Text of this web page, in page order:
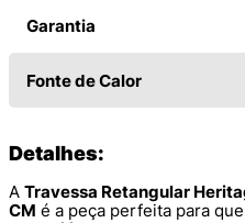
Garantia
Fonte de Calor
Detalhes:
A Travessa Retangular
CM é a peça perfeita para